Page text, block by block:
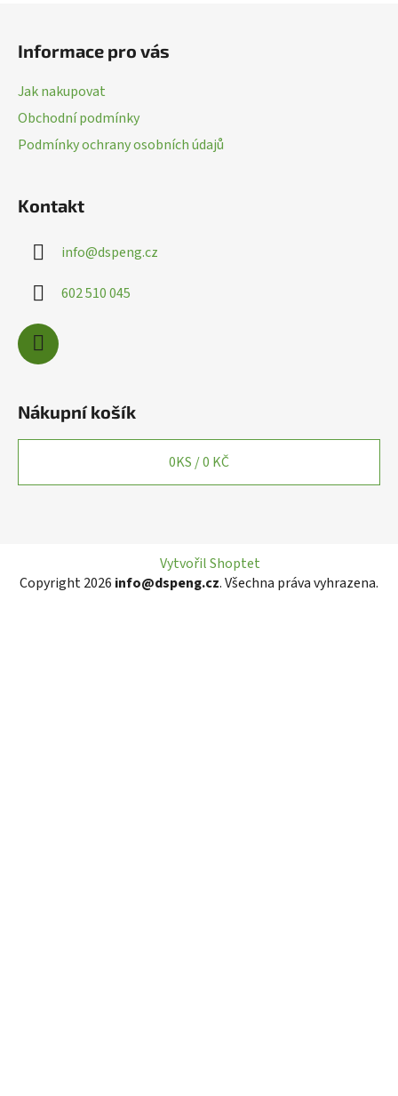
Informace pro vás
Jak nakupovat
Obchodní podmínky
Podmínky ochrany osobních údajů
Kontakt
info@dspeng.cz
602 510 045
Nákupní košík
0KS /0 KČ
Vytvořil Shoptet
Copyright 2026 info@dspeng.cz. Všechna práva vyhrazena.